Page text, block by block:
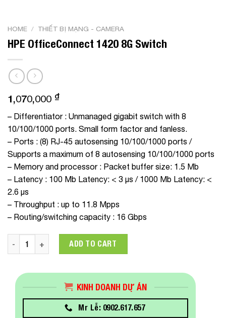
HOME / THIẾT BỊ MẠNG - CAMERA
HPE OfficeConnect 1420 8G Switch
1,070,000 ₫
– Differentiator : Unmanaged gigabit switch with 8
10/100/1000 ports. Small form factor and fanless.
– Ports : (8) RJ-45 autosensing 10/100/1000 ports /
Supports a maximum of 8 autosensing 10/100/1000 ports
– Memory and processor : Packet buffer size: 1.5 Mb
– Latency : 100 Mb Latency: < 3 µs / 1000 Mb Latency: <
2.6 µs
– Throughput : up to 11.8 Mpps
– Routing/switching capacity : 16 Gbps
HPE OfficeConnect 1420 8G Switch quantity
ADD TO CART
KINH DOANH DỰ ÁN
Mr Lễ: 0902.617.657